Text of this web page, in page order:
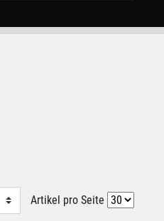
Artikel pro Seite